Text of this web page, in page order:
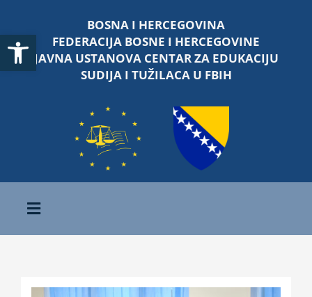
Open toolbar
content
BOSNA I HERCEGOVINA
FEDERACIJA BOSNE I HERCEGOVINE
JAVNA USTANOVA CENTAR ZA EDUKACIJU
SUDIJA I TUŽILACA U FBIH
Toggle
Navigation